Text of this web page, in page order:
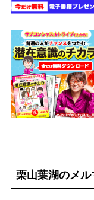
栗山葉湖のメ